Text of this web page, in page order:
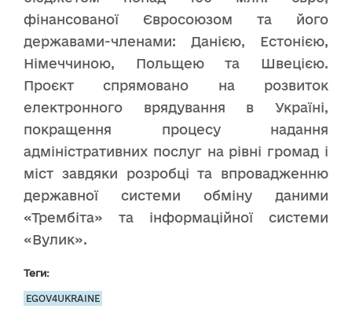
фінансованої Євросоюзом та його
державами-членами: Данією, Естонією,
Німеччиною, Польщею та Швецією.
Проєкт спрямовано на розвиток
електронного врядування в Україні,
покращення процесу надання
адміністративниx послуг на рівні громад і
міст завдяки розробці та впровадженню
державної системи обміну даними
«Трембіта» та інформаційної системи
«Вулик».
Теги:
EGOV4UKRAINE